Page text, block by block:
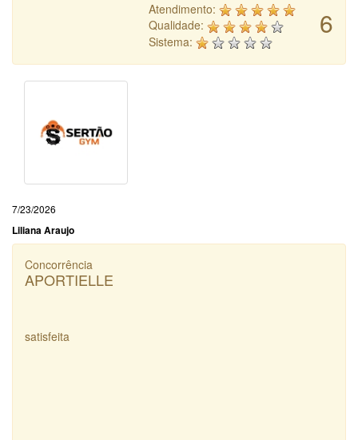
6
Atendimento:
Qualidade:
Sistema:
7/23/2026
Liliana Araujo
Concorrência
APORTIELLE
satisfeita